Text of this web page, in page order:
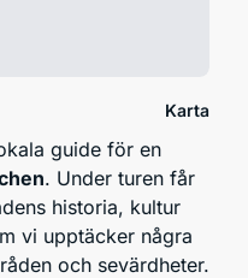
Karta
guide för en
. Under turen får
historia, kultur
vi upptäcker några
och sevärdheter.